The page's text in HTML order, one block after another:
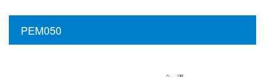
PEM050